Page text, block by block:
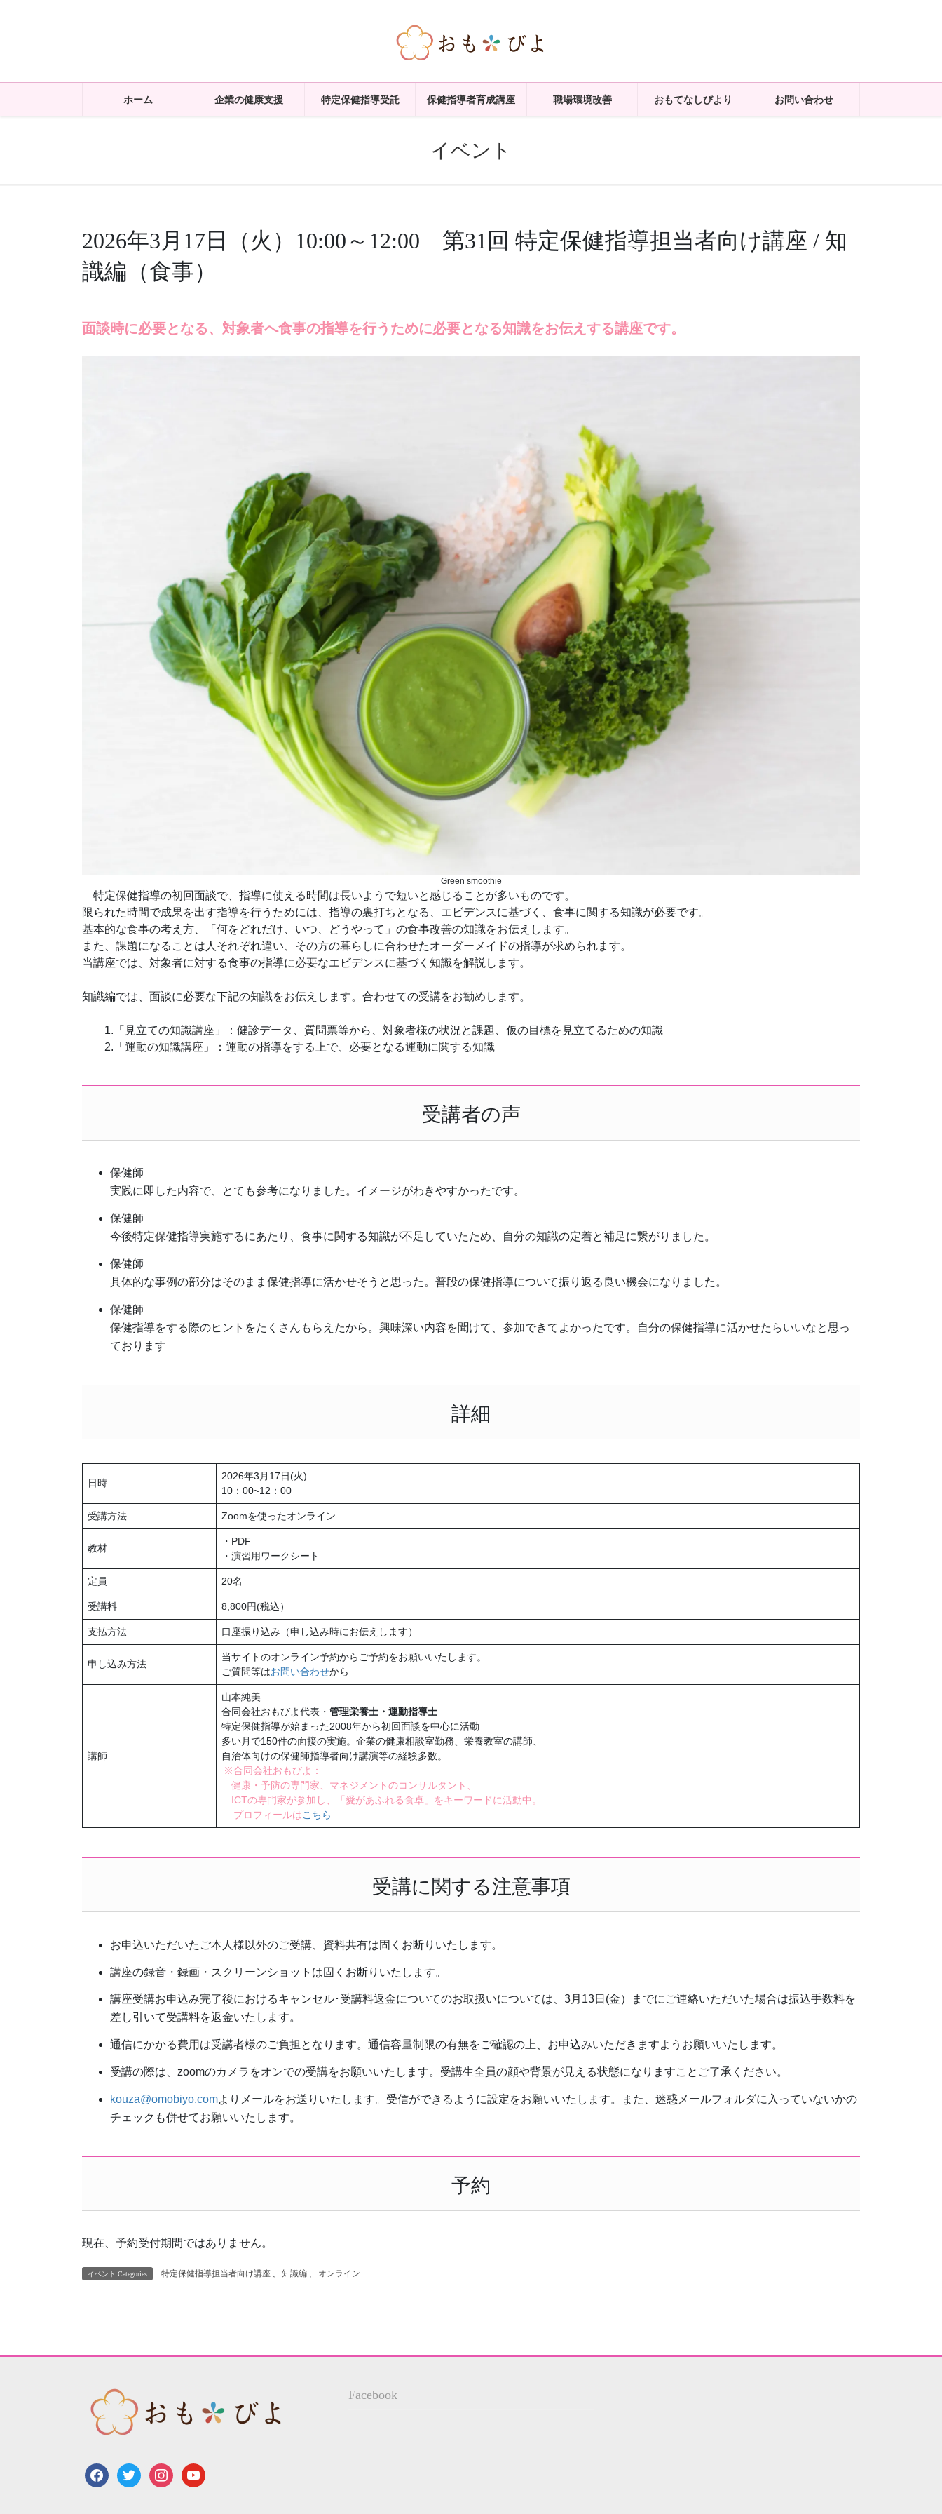
ホーム 企業の健康支援 特定保健指導受託 保健指導者育成講座 職場環境改善 おもてなしびより お問い合わせ
イベント
2026年3月17日（火）10:00～12:00 第31回 特定保健指導担当者向け講座 / 知
識編（食事）
面談時に必要となる、対象者へ食事の指導を行うために必要となる知識をお伝えする講座です。
Green smoothie
特定保健指導の初回面談で、指導に使える時間は長いようで短いと感じることが多いものです。
​限られた時間で成果を出す指導を行うためには、指導の裏打ちとなる、エビデンスに基づく、食事に関する知識が必要です。
基本的な食事の考え方、「何をどれだけ、いつ、どうやって」の食事改善の知識をお伝えします。
また、課題になることは人それぞれ違い、その方の暮らしに合わせたオーダーメイドの指導が求められます。
当講座では、対象者に対する食事の指導に必要なエビデンスに基づく知識を解説します。
知識編では、面談に必要な下記の知識をお伝えします。合わせての受講をお勧めします。
1.「見立ての知識講座」：健診データ、質問票等から、対象者様の状況と課題、仮の目標を見立てるための知識
2.「運動の知識講座」：運動の指導をする上で、必要となる運動に関する知識
受講者の声
保健師
実践に即した内容で、とても参考になりました。イメージがわきやすかったです。
保健師
今後特定保健指導実施するにあたり、食事に関する知識が不足していたため、自分の知識の定着と補足に繋がりました。
保健師
具体的な事例の部分はそのまま保健指導に活かせそうと思った。普段の保健指導について振り返る良い機会になりました。
保健師
保健指導をする際のヒントをたくさんもらえたから。興味深い内容を聞けて、参加できてよかったです。自分の保健指導に活かせたらいいなと思っ
ております
詳細
日時
2026年3月17日(火)
10：00~12：00
受講方法 Zoomを使ったオンライン
教材
・PDF
・演習用ワークシート
定員 20名
受講料 8,800円(税込）
支払方法 口座振り込み（申し込み時にお伝えします）
申し込み方法
当サイトのオンライン予約からご予約をお願いいたします。
ご質問等はお問い合わせから
講師
山本純美
合同会社おもびよ代表・ 管理栄養士・運動指導士
特定保健指導が始まった2008年から初回面談を中心に活動
多い月で150件の面接の実施。企業の健康相談室勤務、栄養教室の講師、
自治体向けの保健師指導者向け講演等の経験多数。
※合同会社おもびよ：
健康・予防の専門家、マネジメントのコンサルタント、
ICTの専門家が参加し、「愛があふれる食卓」をキーワードに活動中。
プロフィールはこちら
受講に関する注意事項
お申込いただいたご本人様以外のご受講、資料共有は固くお断りいたします。
講座の録音・録画・スクリーンショットは固くお断りいたします。
講座受講お申込み完了後におけるキャンセル･受講料返金についてのお取扱いについては、3月13日(金）までにご連絡いただいた場合は振込手数料を
差し引いて受講料を返金いたします。
通信にかかる費用は受講者様のご負担となります。通信容量制限の有無をご確認の上、お申込みいただきますようお願いいたします。
受講の際は、zoomのカメラをオンでの受講をお願いいたします。受講生全員の顔や背景が見える状態になりますことご了承ください。
kouza@omobiyo.comよりメールをお送りいたします。受信ができるように設定をお願いいたします。また、迷惑メールフォルダに入っていないかの
チェックも併せてお願いいたします。
予約
現在、予約受付期間ではありません。
イベント Categories 特定保健指導担当者向け講座 、 知識編 、 オンライン
facebooktwitter instagramyoutube
Facebook